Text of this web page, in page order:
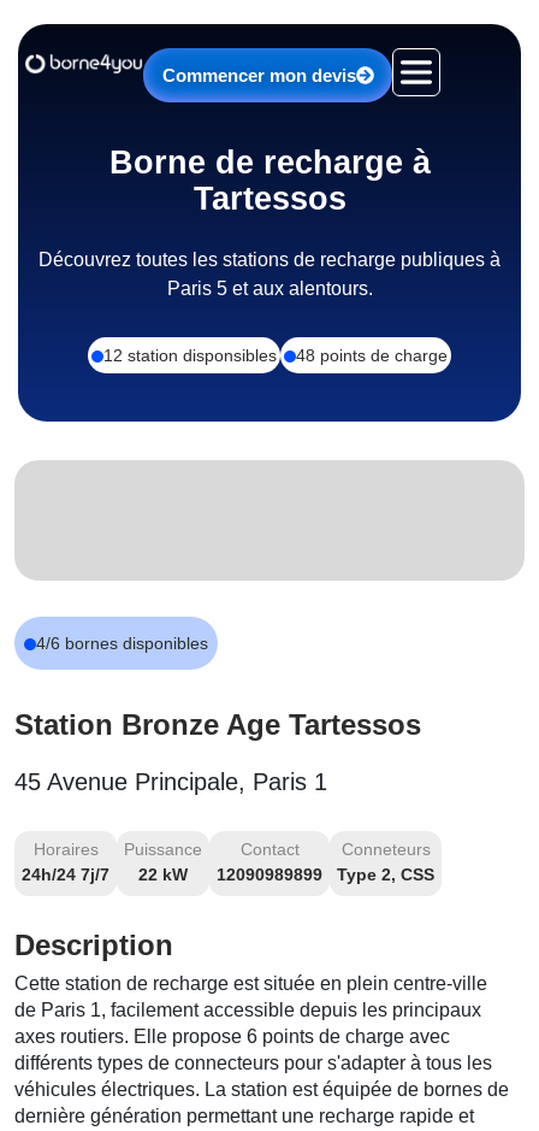
contenu
Commencer mon devis
Borne de recharge à
Tartessos
Découvrez toutes les stations de recharge publiques à
Paris 5 et aux alentours.
12 station disponsibles 48 points de charge
4/6 bornes disponibles
Station Bronze Age Tartessos
45 Avenue Principale, Paris 1
Horaires
24h/24 7j/7
Puissance
22 kW
Contact
12090989899
Conneteurs
Type 2, CSS
Description
Cette station de recharge est située en plein centre-ville
de Paris 1, facilement accessible depuis les principaux
axes routiers. Elle propose 6 points de charge avec
différents types de connecteurs pour s'adapter à tous les
véhicules électriques. La station est équipée de bornes de
dernière génération permettant une recharge rapide et